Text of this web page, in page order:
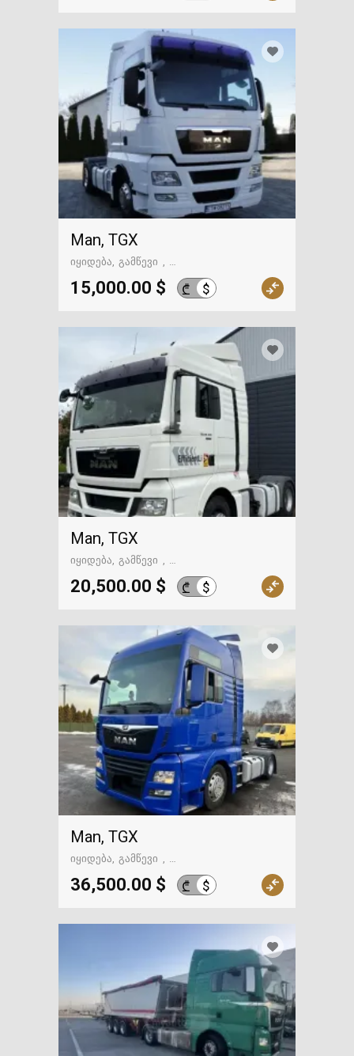
Man, TGX
იყიდება გამწევი
გზაში. საქართველოსკენ
15,000.00 $ ₾ $
Man, TGX
იყიდება გამწევი
გზაში. საქართველოსკენ
20,500.00 $ ₾ $
Man, TGX
იყიდება გამწევი
გზაში. საქართველოსკენ
36,500.00 $ ₾ $